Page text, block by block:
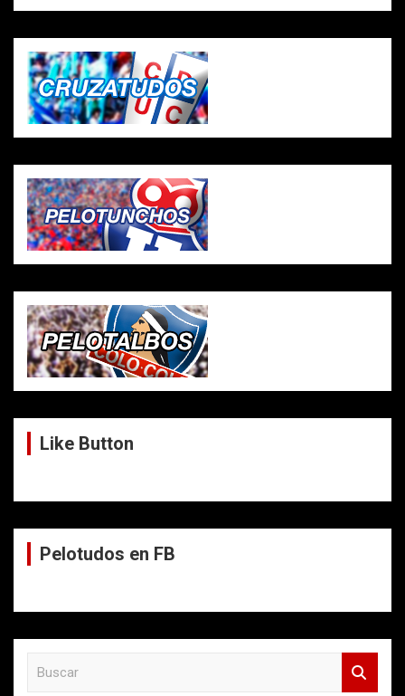
Like Button
Pelotudos en FB